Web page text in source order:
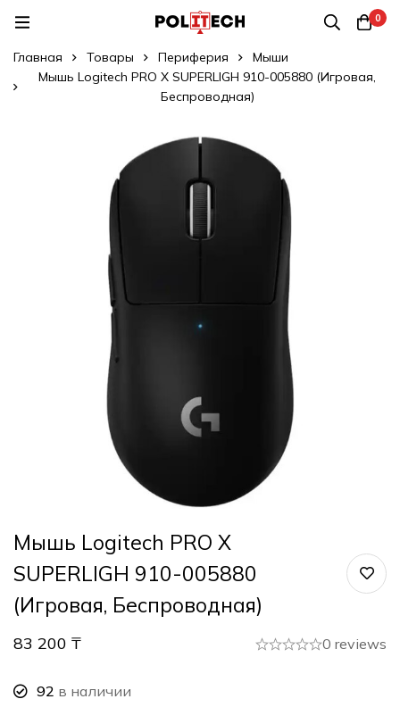
0
Главная Товары Периферия
Мыши
Мышь Logitech PRO X SUPERLIGH 910-005880 (Игровая,
Беспроводная)
Мышь Logitech PRO X
SUPERLIGH 910-005880
(Игровая, Беспроводная)
83 200 ₸ 0 reviews
92 в наличии